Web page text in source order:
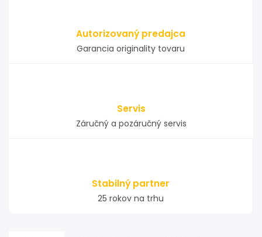
Autorizovaný predajca
Garancia originality tovaru
Servis
Záručný a pozáručný servis
Stabilný partner
25 rokov na trhu